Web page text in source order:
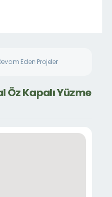
Eden Projeler
Öz Kapalı Yüzme